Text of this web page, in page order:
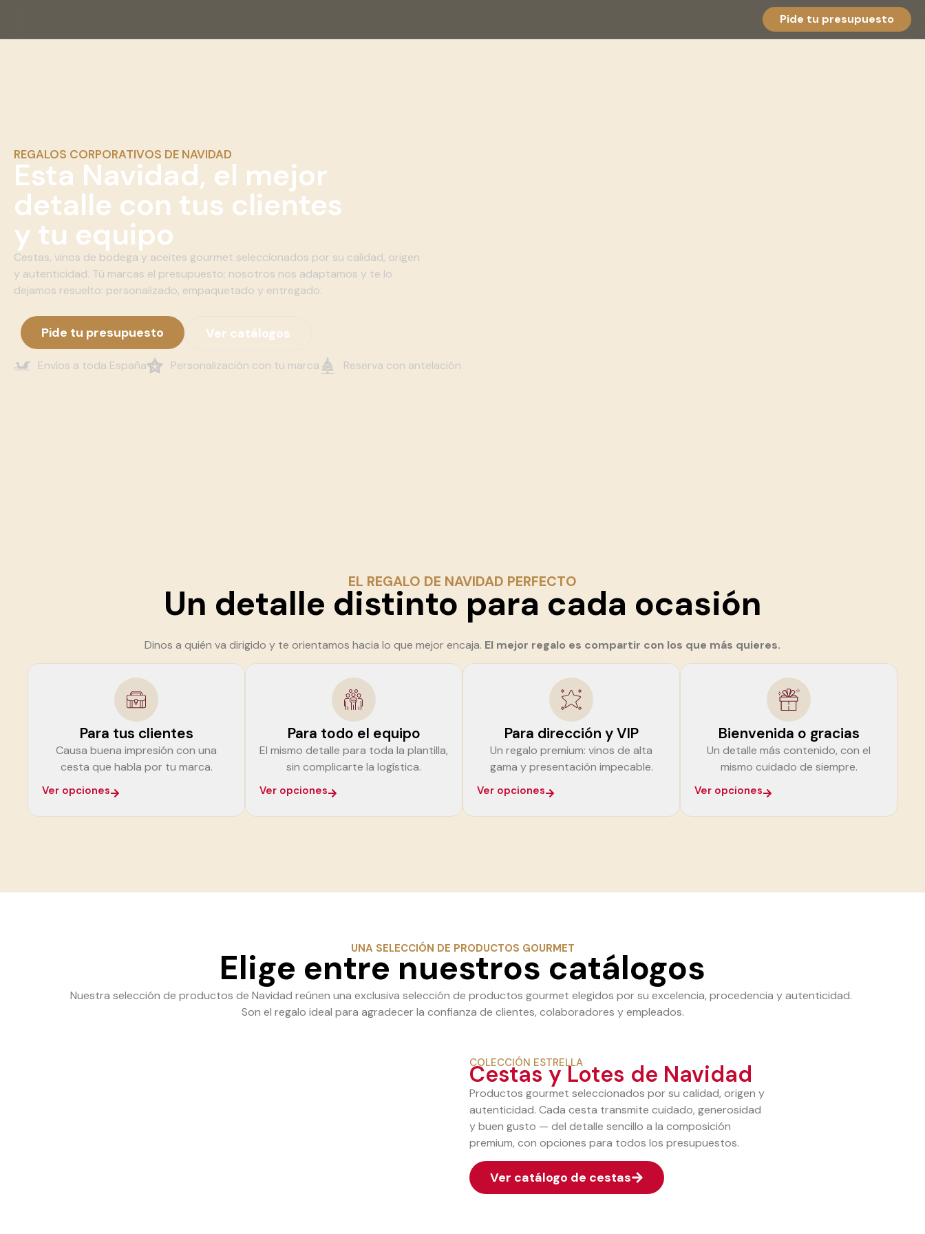
Pide tu presupuesto
REGALOS CORPORATIVOS DE NAVIDAD
Esta Navidad, el mejor
detalle con tus clientes
y tu equipo
Cestas, vinos de bodega y aceites gourmet seleccionados por su calidad, origen
y autenticidad. Tú marcas el presupuesto; nosotros nos adaptamos y te lo
dejamos resuelto: personalizado, empaquetado y entregado.
Pide tu presupuesto Ver catálogos
Envíos a toda España Personalización con tu marca Reserva con antelación
EL REGALO DE NAVIDAD PERFECTO
Un detalle distinto para cada ocasión
Dinos a quién va dirigido y te orientamos hacia lo que mejor encaja. El mejor regalo es compartir con los que más quieres.
Para tus clientes
Causa buena impresión con una
cesta que habla por tu marca.
Ver opciones
Para todo el equipo
El mismo detalle para toda la plantilla,
sin complicarte la logística.
Ver opciones
Para dirección y VIP
Un regalo premium: vinos de alta
gama y presentación impecable.
Ver opciones
Bienvenida o gracias
Un detalle más contenido, con el
mismo cuidado de siempre.
Ver opciones
UNA SELECCIÓN DE PRODUCTOS GOURMET
Elige entre nuestros catálogos
Nuestra selección de productos de Navidad reúnen una exclusiva selección de productos gourmet elegidos por su excelencia, procedencia y autenticidad.
Son el regalo ideal para agradecer la confianza de clientes, colaboradores y empleados.
COLECCIÓN ESTRELLA
Cestas y Lotes de Navidad
Productos gourmet seleccionados por su calidad, origen y
autenticidad. Cada cesta transmite cuidado, generosidad
y buen gusto — del detalle sencillo a la composición
premium, con opciones para todos los presupuestos.
Ver catálogo de cestas